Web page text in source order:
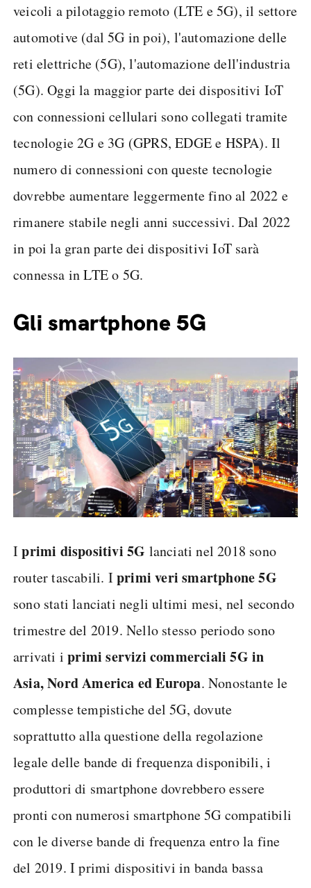
veicoli a pilotaggio remoto (LTE e 5G), il settore
automotive (dal 5G in poi), l'automazione delle
reti elettriche (5G), l'automazione dell'industria
(5G). Oggi la maggior parte dei dispositivi IoT
con connessioni cellulari sono collegati tramite
tecnologie 2G e 3G (GPRS, EDGE e HSPA). Il
numero di connessioni con queste tecnologie
dovrebbe aumentare leggermente fino al 2022 e
rimanere stabile negli anni successivi. Dal 2022
in poi la gran parte dei dispositivi IoT sarà
connessa in LTE o 5G.
Gli smartphone 5G
Iprimi dispositivi 5G lanciati nel 2018 sono
router tascabili. Iprimi veri smartphone 5G
sono stati lanciati negli ultimi mesi, nel secondo
trimestre del 2019. Nello stesso periodo sono
arrivati iprimi servizi commerciali 5G in
Asia, Nord America ed Europa. Nonostante le
complesse tempistiche del 5G, dovute
soprattutto alla questione della regolazione
legale delle bande di frequenza disponibili, i
produttori di smartphone dovrebbero essere
pronti con numerosi smartphone 5G compatibili
con le diverse bande di frequenza entro la fine
del 2019. I primi dispositivi in banda bassa